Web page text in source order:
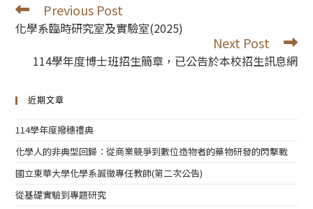
Read
more
articles
Previous Post
化學系臨時研究室及實驗室(2025)
Next Post
114學年度博士班招生簡章，已公告於本校招生訊息網
近期文章
114學年度撥穗禮典
化學人的非典型回歸：從商業競爭到數位造物者的藥物研發的閃擊戰
國立東華大學化學系誠徵專任教師(第二次公告)
從基礎實驗到專題研究